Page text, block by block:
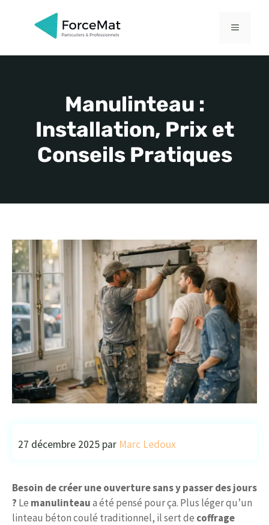
MENU
Manulinteau :
Installation, Prix et
Conseils Pratiques
27 décembre 2025 par Marc Ledoux
Besoin de créer une ouverture sans y passer des jours
? Le manulinteaua été pensé pour ça. Plus léger qu’un
linteau béton coulé traditionnel, il sert de coffrage